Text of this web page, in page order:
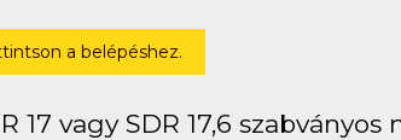
a belépéshez.
17 vagy SDR 17,6 szabványos